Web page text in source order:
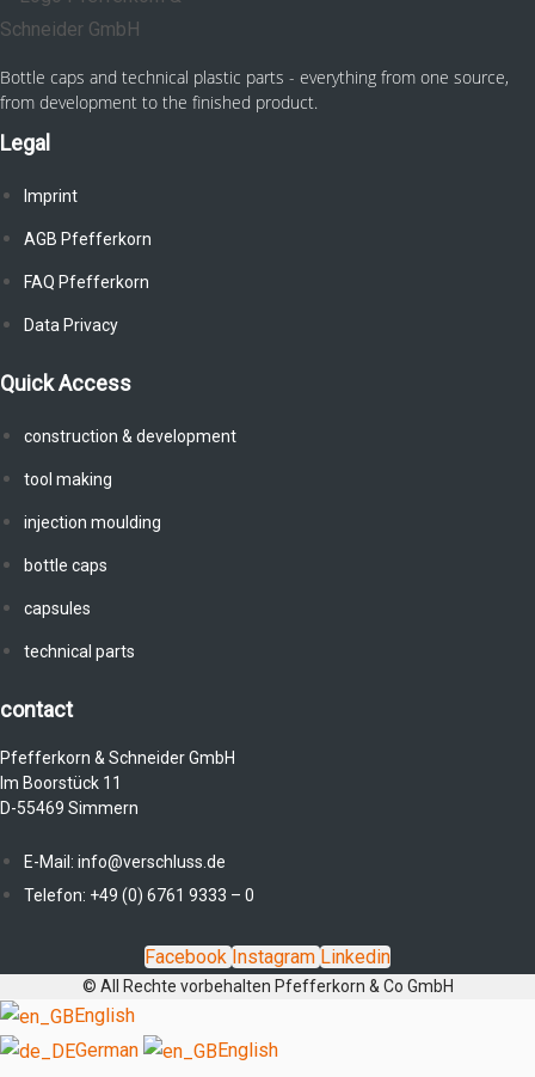
Bottle caps and technical plastic parts - everything from one source,
from development to the finished product.
Legal
Imprint
AGB Pfefferkorn
FAQ Pfefferkorn
Data Privacy
Quick Access
construction & development
tool making
injection moulding
bottle caps
capsules
technical parts
contact
Pfefferkorn & Schneider GmbH
Im Boorstück 11
D-55469 Simmern
E-Mail: info@verschluss.de
Telefon: +49 (0) 6761 9333 – 0
Facebook Instagram Linkedin
© All Rechte vorbehalten Pfefferkorn & Co GmbH
English
German
English